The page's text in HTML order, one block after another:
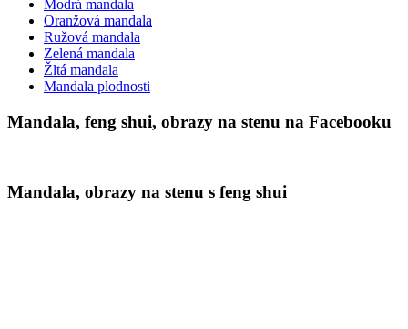
Modrá mandala
Oranžová mandala
Ružová mandala
Zelená mandala
Žltá mandala
Mandala plodnosti
Mandala, feng shui, obrazy na stenu na Facebooku
Mandala, obrazy na stenu s feng shui